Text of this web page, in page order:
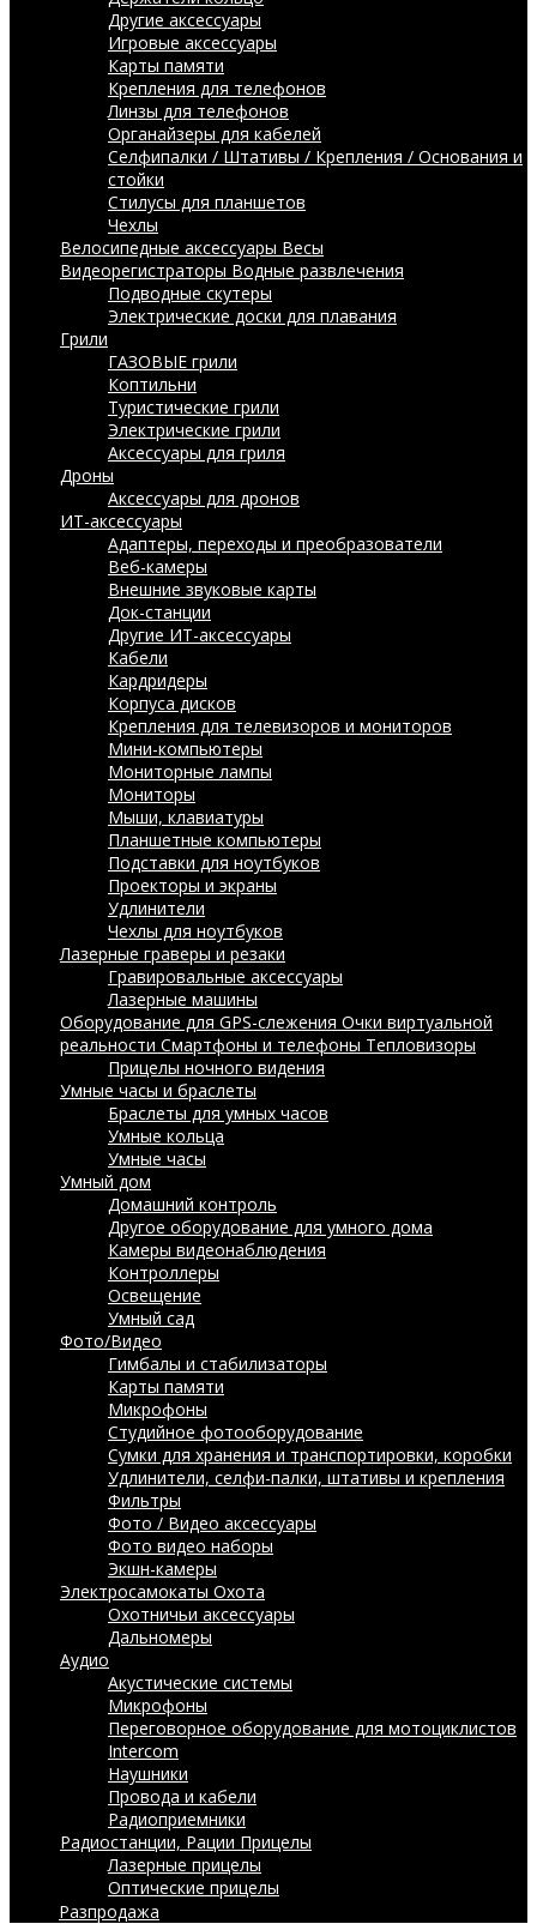
Другие аксессуары
Игровые аксессуары
Карты памяти
Крепления для телефонов
Линзы для телефонов
Органайзеры для кабелей
Селфипалки / Штативы / Крепления / Основания и
стойки
Стилусы для планшетов
Чехлы
Велосипедные аксессуары Весы
Видеорегистраторы Водные развлечения
Подводные скутеры
Электрические доски для плавания
Грили
ГАЗОВЫЕ грили
Коптильни
Туристические грили
Электрические грили
Аксессуары для гриля
Дроны
Аксессуары для дронов
ИТ-аксессуары
Адаптеры, переходы и преобразователи
Веб-камеры
Внешние звуковые карты
Док-станции
Другие ИТ-аксессуары
Кабели
Кардридеры
Корпуса дисков
Крепления для телевизоров и мониторов
Мини-компьютеры
Мониторные лампы
Мониторы
Мыши, клавиатуры
Планшетные компьютеры
Подставки для ноутбуков
Проекторы и экраны
Удлинители
Чехлы для ноутбуков
Лазерные граверы и резаки
Гравировальные аксессуары
Лазерные машины
Оборудование для GPS-слежения Очки виртуальной
реальности Смартфоны и телефоны Тепловизоры
Прицелы ночного видения
Умные часы и браслеты
Браслеты для умных часов
Умные кольца
Умные часы
Умный дом
Домашний контроль
Другое оборудование для умного дома
Камеры видеонаблюдения
Контроллеры
Освещение
Умный сад
Фото/Видео
Гимбалы и стабилизаторы
Карты памяти
Микрофоны
Студийное фотооборудование
Сумки для хранения и транспортировки, коробки
Удлинители, селфи-палки, штативы и крепления
Фильтры
Фото / Видео аксессуары
Фото видео наборы
Экшн-камеры
Электросамокаты Охота
Охотничьи аксессуары
Дальномеры
Аудио
Акустические системы
Микрофоны
Переговорное оборудование для мотоциклистов
Intercom
Наушники
Провода и кабели
Радиоприемники
Радиостанции, Рации Прицелы
Лазерные прицелы
Оптические прицелы
Разпродажа